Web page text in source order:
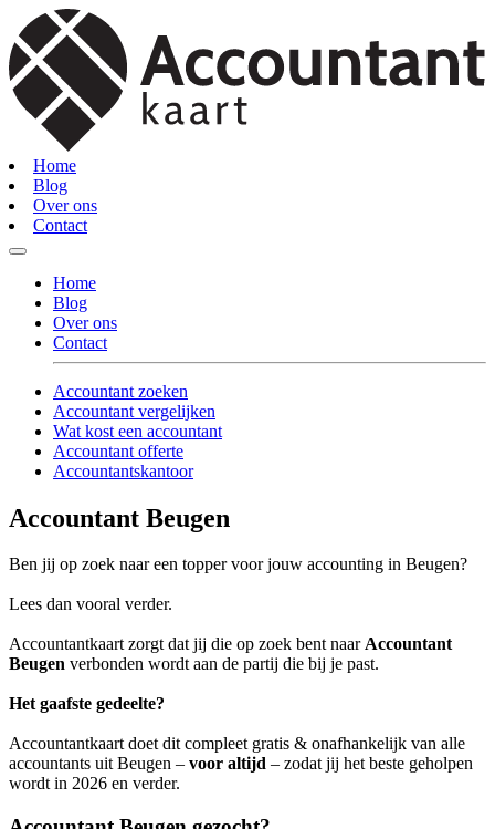
Home
Blog
Over ons
Contact
Home
Blog
Over ons
Contact
Accountant zoeken
Accountant vergelijken
Wat kost een accountant
Accountant offerte
Accountantskantoor
Accountant Beugen
Ben jij op zoek naar een topper voor jouw accounting in Beugen?
Lees dan vooral verder.
Accountantkaart zorgt dat jij die op zoek bent naarAccountant
Beugen verbonden wordt aan de partij die bij je past.
Het gaafste gedeelte?
Accountantkaart doet dit compleet gratis & onafhankelijk van alle
accountants uit Beugen – voor altijd – zodat jij het beste geholpen
wordt in 2026 en verder.